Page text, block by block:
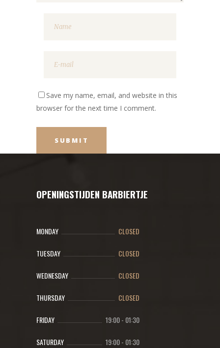
Save my name, email, and website in this
browser for the next time I comment.
OPENINGSTIJDEN BARBIERTJE
MONDAY CLOSED
TUESDAY CLOSED
WEDNESDAY CLOSED
THURSDAY CLOSED
FRIDAY 19:00- 01:30
SATURDAY 19:00- 01:30